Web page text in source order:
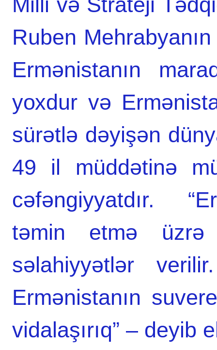
Ruben
Ermənistanın
yохdur və
sürətlə dəyişən
49 il müddətinə
cəfəngiyyatdır.
təmin etmə üzrə
səlahiyyətlər
Ermənistanın
vidalaşırıq” – deyib